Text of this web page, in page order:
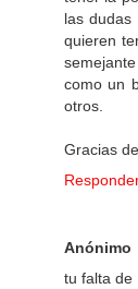
las
quieren
como un
otros.
Gracias
Anónimo
tu falta de